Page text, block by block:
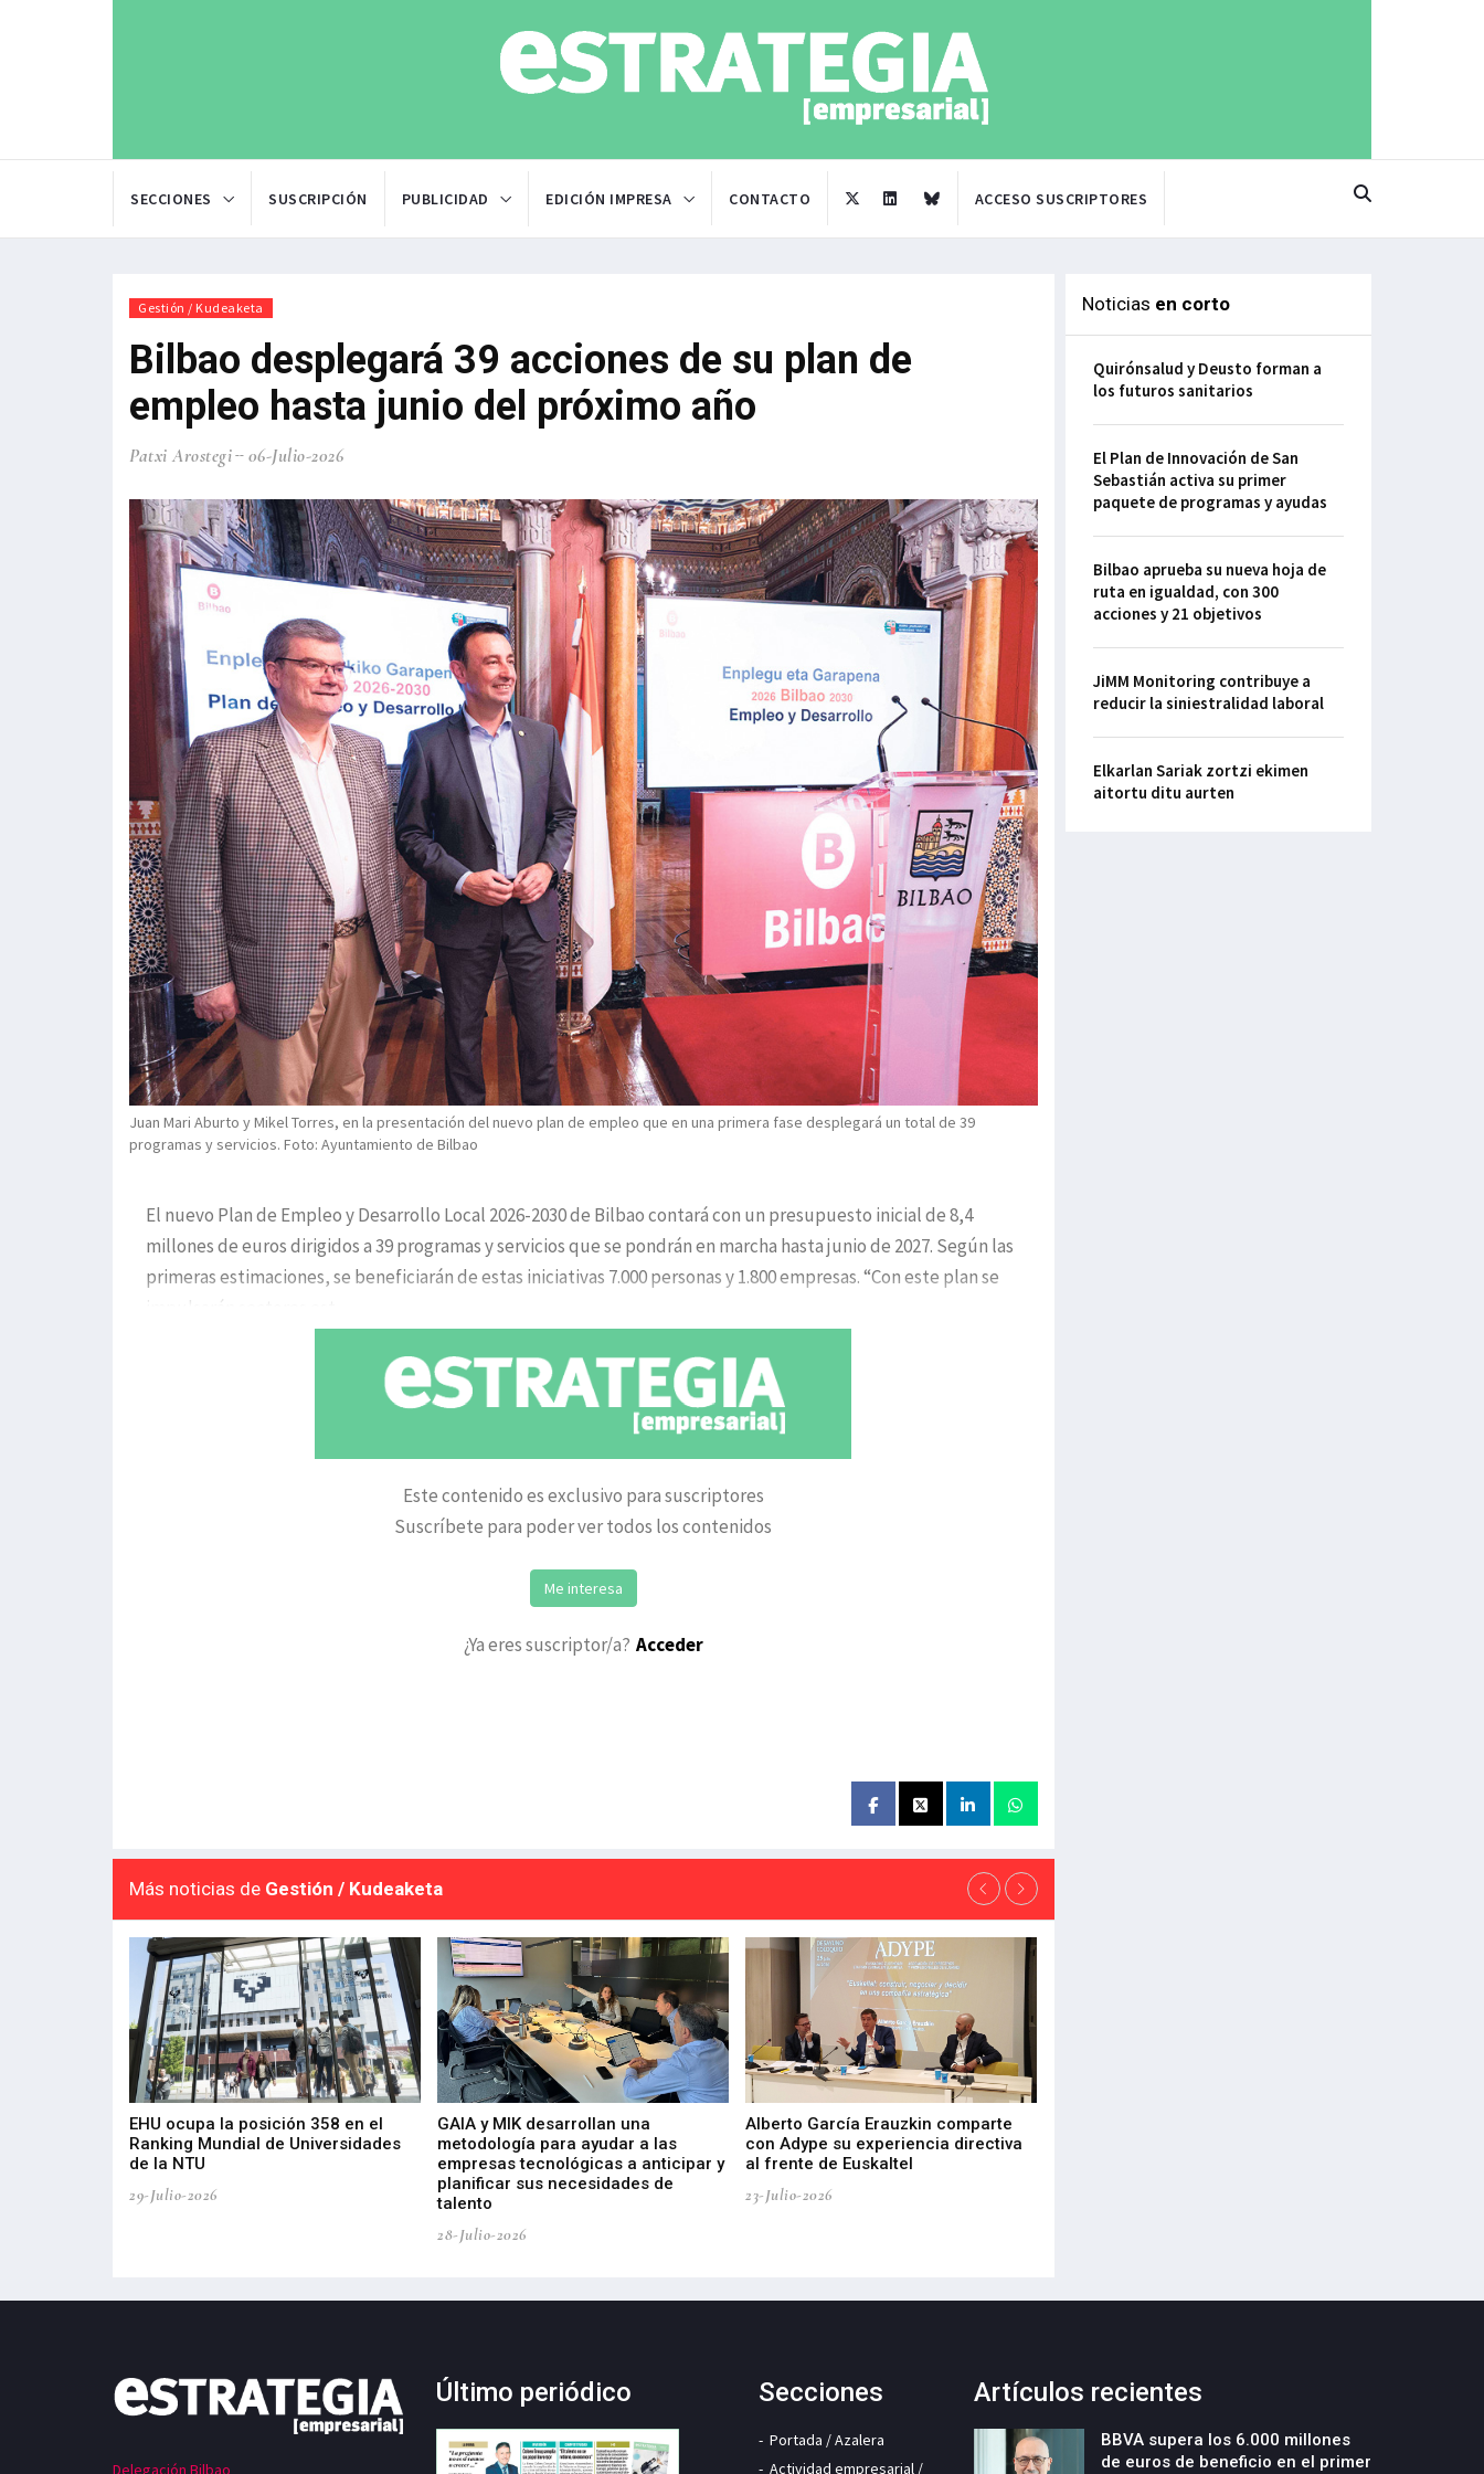
SECCIONES SUSCRIPCIÓN PUBLICIDAD EDICIÓN IMPRESA CONTACTO ACCESO SUSCRIPTORES
Gestión / Kudeaketa
Bilbao desplegará 39 acciones de su plan de
empleo hasta junio del próximo año
Patxi Arostegi 06-Julio-2026
Juan Mari Aburto y Mikel Torres, en la presentación del nuevo plan de empleo que en una primera fase desplegará un total de 39
programas y servicios. Foto: Ayuntamiento de Bilbao
El nuevo Plan de Empleo y Desarrollo Local 2026-2030 de Bilbao contará con un presupuesto inicial de 8,4
millones de euros dirigidos a 39 programas y servicios que se pondrán en marcha hasta junio de 2027. Según las
primeras estimaciones, se beneficiarán de estas iniciativas 7.000 personas y 1.800 empresas. “Con este plan se
impulsarán sectores est
Este contenido es exclusivo para suscriptores
Suscríbete para poder ver todos los contenidos
Me interesa
¿Ya eres suscriptor/a? Acceder
Más noticias de Gestión / Kudeaketa
EHU ocupa la posición 358 en el
Ranking Mundial de Universidades
de la NTU
29-Julio-2026
GAIA y MIK desarrollan una
metodología para ayudar a las
empresas tecnológicas a anticipar y
planificar sus necesidades de
talento
28-Julio-2026
Alberto García Erauzkin comparte
con Adype su experiencia directiva
al frente de Euskaltel
23-Julio-2026
Noticias en corto
Quirónsalud y Deusto forman a
los futuros sanitarios
El Plan de Innovación de San
Sebastián activa su primer
paquete de programas y ayudas
Bilbao aprueba su nueva hoja de
ruta en igualdad, con 300
acciones y 21 objetivos
JiMM Monitoring contribuye a
reducir la siniestralidad laboral
Elkarlan Sariak zortzi ekimen
aitortu ditu aurten
Delegación Bilbao
Último periódico Secciones
Portada / Azalera
Actividad empresarial /
Artículos recientes
BBVA supera los 6.000 millones
de euros de beneficio en el primer